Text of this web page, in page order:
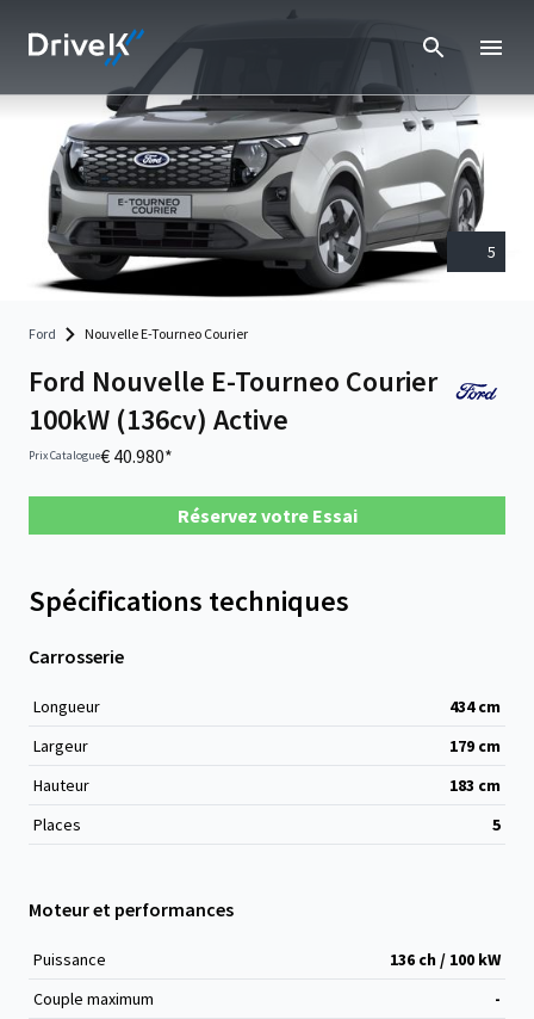
5
Ford Nouvelle E-Tourneo Courier
Ford Nouvelle E-Tourneo Courier
100kW (136cv) Active
Prix Catalogue€ 40.980*
Réservez votre Essai
Spécifications techniques
Carrosserie
Longueur 434cm
Largeur
179 cm
Hauteur
183 cm
Places
5
Moteur et performances
Puissance
136 ch / 100 kW
Couple maximum
-